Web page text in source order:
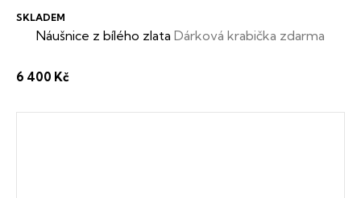
Náušnice z bílého zlata Dárková krabička zdarma
SKLADEM
6 400 Kč